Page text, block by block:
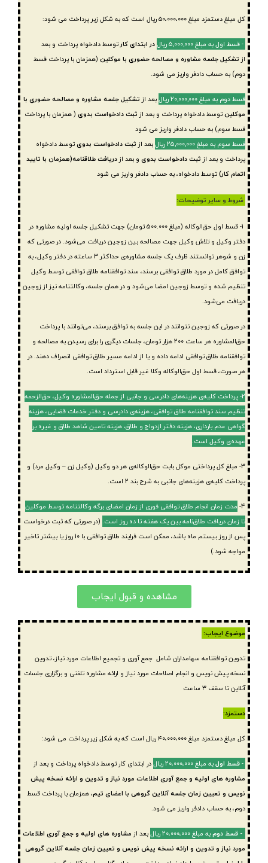
کل مبلغ دستمزد مبلغ ۵۰،۰۰۰،۰۰۰ ریال است که به شکل زیر پرداخت می شود:
در ابتدای کار توسط دادخواه پرداخت و بعد
از تشکیل جلسه مشاوره و مصالحه حضوری با موکلین (همزمان با پرداخت قسط
دوم) به حساب دادفر واریز می شود.
قسط دوم به مبلغ 20,000,000 ریال بعد از تشکیل جلسه مشاوره و مصالحه حضوری با
موکلینتوسط دادخواه پرداخت و بعد از ثبت دادخواست بدوی ( همزمان با پرداخت
قسط سوم) به حساب دادفر واریز می شود
قسط سوم به مبلغ 25,000,000 ریال
بعد از ثبت دادخواست بدویتوسط دادخواه
پرداخت و بعد از ثبت دادخواست بدوی و بعد از دریافت طلاقنامه(همزمان با تایید
اتمام کار)توسط دادخواه، به حساب دادفر واریز می شود
شروط و سایر توضیحات:
1- قسط اول حق‌الوکاله (مبلغ 500.000 تومان) جهت تشکیل جلسه اولیه مشاوره در
دفتر وکیل و تلاش وکیل جهت مصالحه بین زوجین دریافت می‌شود. در صورتی که
زن و شوهر توانستند ظرف یک جلسه مشاوره‌ی حداکثر 3 ساعته در دفتر وکیل، به
توافق کامل در مورد طلاق توافقی برسند، سند توافقنامه طلاق توافقی توسط وکیل
تنظیم شده و توسط زوجین امضا می‌شود و در همان جلسه، وکالتنامه نیز از زوجین
دریافت می‌شود.
در صورتی‌ که زوجین نتوانند در این جلسه به توافق برسند، می‌توانند با پرداخت
حق‌المشاوره هر ساعت 200 هزار تومان، جلسات دیگری را برای رسیدن به مصالحه و
توافقنامه طلاق توافقی ادامه داده و یا از ادامه مسیر طلاق توافقی انصراف دهند. در
هر صورت، قسط اول حق‌الوکاله وکلا غیر قابل استرداد است.
2- پرداخت کلیه‌ی هزینه‌های دادرسی و جانبی از جمله حق‌المشاوره وکیل، حق‌الزحمه
تنظیم سند توافقنامه طلاق توافقی، هزینه‌ی دادرسی و دفتر خدمات قضایی، هزینه
گواهی عدم بارداری، هزینه دفتر ازدواج و طلاق، هزینه تامین شاهد طلاق و غیره بر
عهده‌ی وکیل است.
3- مبلغ کل پرداختی موکل بابت حق‌الوکاله‌ی هر دو وکیل (وکیل زن – وکیل مرد) و
پرداخت کلیه‌ی هزینه‌های جانبی به شرح بند 2 است.
4- مدت زمان انجام طلاق توافقی فوری از زمان امضای برگه وکالتنامه توسط موکلین
تا زمان دریافت طلاق‌نامه بین یک هفته تا ده روز است. (در صورتی که ثبت درخواست
پس از روز بیستم ماه باشد، ممکن است فرایند طلاق توافقی با 10 روز یا بیشتر تاخیر
مواجه شود.)
مشاهده و قبول ایجاب
موضوع ایجاب:
تدوین توافقنامه سهامداران شامل جمع آوری و تجمیع اطلاعات مورد نیاز، تدوین
نسخه پیش نویس و انجام اصلاحات مورد نیاز و ارائه مشاوره تلفنی و برگزاری جلسات
آنلاین تا سقف ۳ ساعت
دستمزد:
کل مبلغ دستمزد مبلغ ۴۰،۰۰۰،۰۰۰ ریال است که به شکل زیر پرداخت می شود:
قسط اولبه مبلغ ۲۰،۰۰۰،۰۰۰ ریال
در ابتدای کار توسط دادخواه پرداخت و بعد از
مشاوره های اولیه و جمع آوری اطلاعات مورد نیاز و تدوین و ارائه نسخه پیش
نویس و تعیین زمان جلسه آنلاین گروهی با اعضای تیم، همزمان با پرداخت قسط
دوم، به حساب دادفر واریز می شود.
به مبلغ ۲۰،۰۰۰،۰۰۰ ریال بعد از مشاوره های اولیه و جمع آوری اطلاعات
مورد نیاز و تدوین و ارائه نسخه پیش نویس و تعیین زمان جلسه آنلاین گروهی